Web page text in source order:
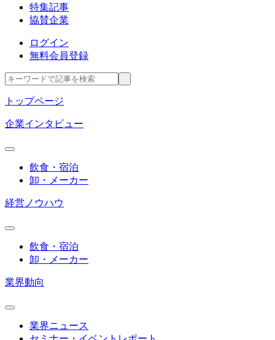
特集記事
協賛企業
ログイン
無料会員登録
トップページ
企業インタビュー
飲食・宿泊
卸・メーカー
経営ノウハウ
飲食・宿泊
卸・メーカー
業界動向
業界ニュース